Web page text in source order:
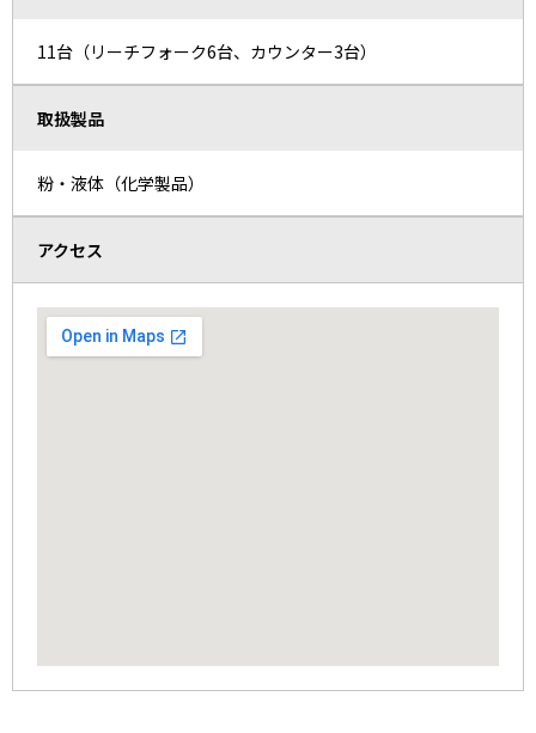
11台（リーチフォーク6台、カウンター3台）
取扱製品
粉・液体（化学製品）
アクセス